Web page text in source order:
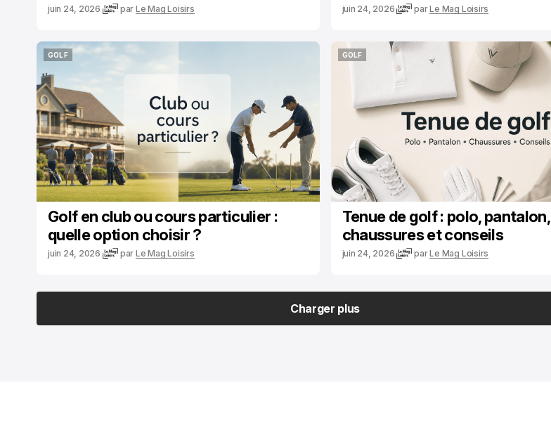
juin 24, 2026 par Le Mag Loisirs juin 24, 2026 parLe Mag Loisirs
GOLF
Golf en club ou cours particulier :
quelle option choisir ?
juin 24, 2026 par Le Mag Loisirs
GOLF
Tenue de golf : polo, pantalon,
chaussures et conseils
juin 24, 2026 parLe Mag Loisirs
Charger plus
Charger plus